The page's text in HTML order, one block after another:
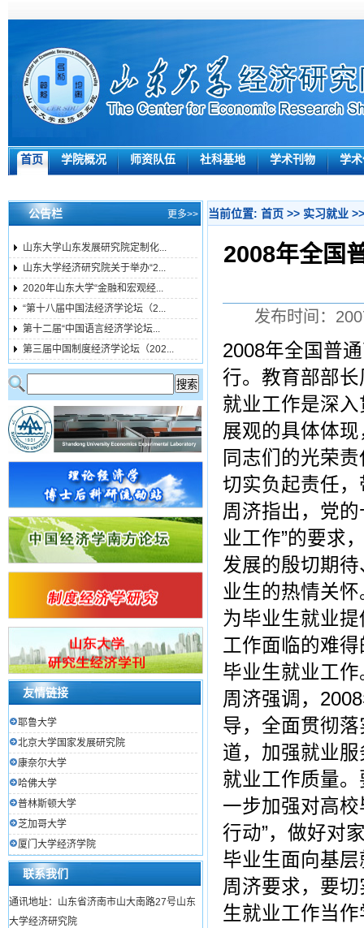
首页 学院概况 师资队伍 社科基地 学术刊物 学
公告栏 更多>>
山东大学山东发展研究院定制化...
山东大学经济研究院关于举办“2...
2020年山东大学“金融和宏观经...
“第十八届中国法经济学论坛（2...
第十二届“中国语言经济学论坛...
第三届中国制度经济学论坛（202...
友情链接
耶鲁大学
北京大学国家发展研究院
康奈尔大学
哈佛大学
普林斯顿大学
芝加哥大学
厦门大学经济学院
联系我们
通讯地址：山东省济南市山大南路27号山东
大学经济研究院
当前位置: 首页 >> 实习就业
2008年全国
发布时间：
2008年全国普
行。教育部部
就业工作是深
展观的具体体
同志们的光荣
切实负起责任
周济指出，党
业工作”的要求
发展的殷切期
业生的热情关
为毕业生就业
工作面临的难
毕业生就业工作
周济强调，
导，全面贯彻
道，加强就业
就业工作质量
一步加强对高
行动”，做好对
毕业生面向基
周济要求，要
生就业工作当